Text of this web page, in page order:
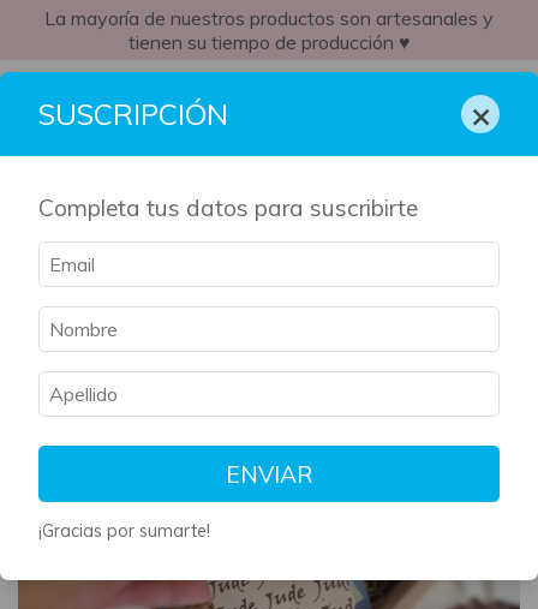
La mayoría de nuestros productos son artesanales y
tienen su tiempo de producción ♥
SUSCRIPCIÓN ×
Completa tus datos para suscribirte
ENVIAR
¡Gracias por sumarte!